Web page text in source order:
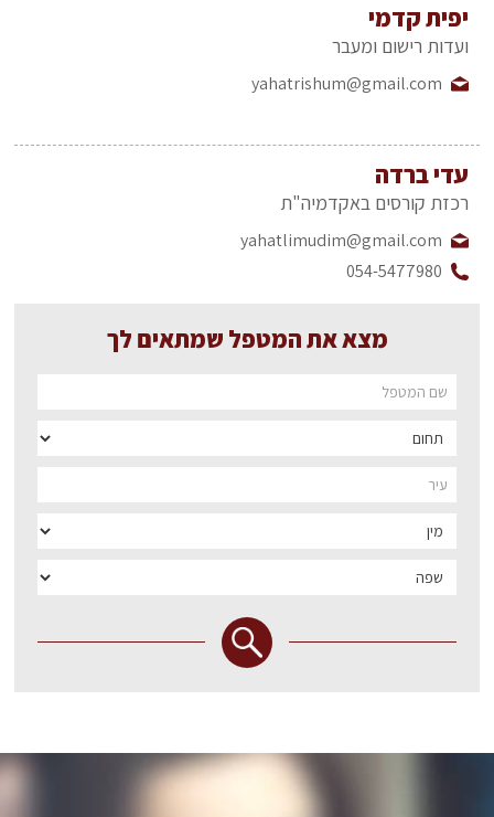
יפית קדמי
ועדות רישום ומעבר
yahatrishum@gmail.com
עדי ברדה
רכזת קורסים באקדמיה"ת
yahatlimudim@gmail.com
054-5477980
מצא את המטפל שמתאים לך